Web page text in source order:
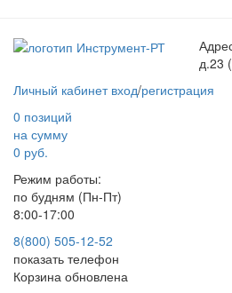
д.23
Личный кабинет вход/регистрация
0 позиций
на сумму
0 руб.
Режим работы:
по будням (Пн-Пт)
8:00-17:00
8(800) 505-12-52
показать телефон
Корзина обновлена